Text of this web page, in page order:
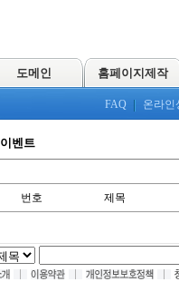
도메인 홈페이지제작
FAQ 온라인
이벤트
번호 제목